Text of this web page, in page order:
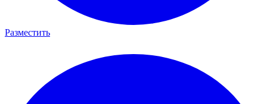
Разместить